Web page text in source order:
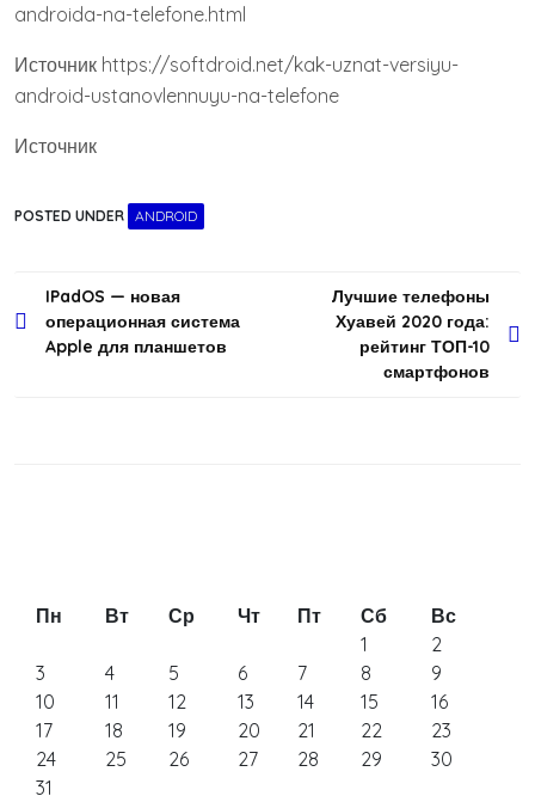
androida-na-telefone.html
Источник https://softdroid.net/kak-uznat-versiyu-
android-ustanovlennuyu-na-telefone
Источник
POSTED UNDER ANDROID
Навигация
по
IPadOS — новая
операционная система
Apple для планшетов
Лучшие телефоны
Хуавей 2020 года:
рейтинг ТОП-10
смартфонов
Пн Вт Ср Чт Пт Сб
Вс
1
2
3
4 5 6 7 8
9
10
11 12 13 14 15
16
17
18 19 20 21 22
23
24
25 26 27 28 29
30
31